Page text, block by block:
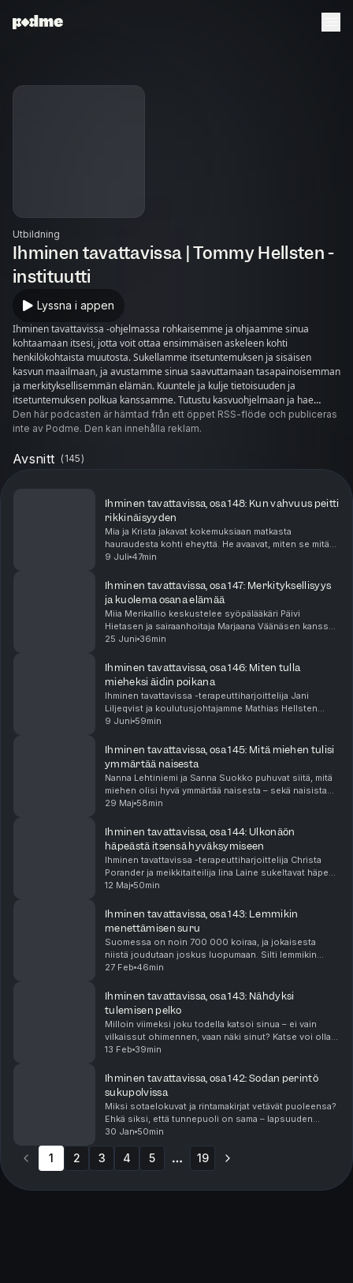
Utbildning
Ihminen tavattavissa | Tommy Hellsten -
instituutti
Lyssna i appen
Ihminen tavattavissa -ohjelmassa rohkaisemme ja ohjaamme sinua
kohtaamaan itsesi, jotta voit ottaa ensimmäisen askeleen kohti
henkilökohtaista muutosta. Sukellamme itsetuntemuksen ja sisäisen
kasvun maailmaan, ja avustamme sinua saavuttamaan tasapainoisemman
ja merkityksellisemmän elämän. Kuuntele ja kulje tietoisuuden ja
itsetuntemuksen polkua kanssamme. Tutustu kasvuohjelmaan ja hae
mukaan osoitteessa ihminentavattavissa.fi
Den här podcasten är hämtad från ett öppet RSS-flöde och publiceras
inte av Podme. Den kan innehålla reklam.
Avsnitt (145)
Ihminen tavattavissa, osa 148: Kun vahvuus peitti
rikkinäisyyden
Mia ja Krista jakavat kokemuksiaan matkasta
hauraudesta kohti eheyttä. He avaavat, miten se mitä
on pitänyt vahvuutena, onkin usein ollut tapa peittää
9 Juli 47min
Ihminen tavattavissa, osa 147: Merkityksellisyys
ja kuolema osana elämää
Miia Merikallio keskustelee syöpälääkäri Päivi
Hietasen ja sairaanhoitaja Marjaana Väänäsen kanssa
merkityksellisyyden kokemuksista elämässä ja
merkitykse...
25 Juni 36min
Ihminen tavattavissa, osa 146: Miten tulla
mieheksi äidin poikana
Ihminen tavattavissa -terapeuttiharjoittelija Jani
Liljeqvist ja koulutusjohtajamme Mathias Hellsten
käyvät avoimen keskustelun miehisyyden
henkilökohtaisi...
9 Juni 59min
Ihminen tavattavissa, osa 145: Mitä miehen tulisi
ymmärtää naisesta
Nanna Lehtiniemi ja Sanna Suokko puhuvat siitä, mitä
miehen olisi hyvä ymmärtää naisesta – sekä naisista
yleisesti että omasta kumppanistaan. He pohtivat,
29 Maj 58min
Ihminen tavattavissa, osa 144: Ulkonäön
häpeästä itsensä hyväksymiseen
Ihminen tavattavissa -terapeuttiharjoittelija Christa
Porander ja meikkitaiteilija Iina Laine sukeltavat häpeän
monitahoiseen maailmaan – tunteeseen, joka vaikuttaa
12 Maj 50min
Ihminen tavattavissa, osa 143: Lemmikin
menettämisen suru
Suomessa on noin 700 000 koiraa, ja jokaisesta
niistä joudutaan joskus luopumaan. Silti lemmikin
menettämisestä johtuva suru on aihe, josta vaietaan
27 Feb 46min
Ihminen tavattavissa, osa 143: Nähdyksi
tulemisen pelko
Milloin viimeksi joku todella katsoi sinua – ei vain
vilkaissut ohimennen, vaan näki sinut? Katse voi olla
hyväksyvä tai moittiva, lämmin tai kylmä, läsnäoleva tai
13 Feb 39min
Ihminen tavattavissa, osa 142: Sodan perintö
sukupolvissa
Miksi sotaelokuvat ja rintamakirjat vetävät puoleensa?
Ehkä siksi, että tunnepuoli on sama – lapsuuden
turvattomuus ja rakkaudettomuus muistuttavat
aikuisen rintamakokemuksia. Molemmat
traumatisoivat,...
30 Jan 50min
1 2 3 4 5 19